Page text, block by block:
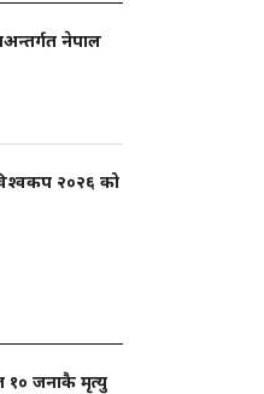
नेपाल
२०२६ को
१० जनाकै मृत्यु